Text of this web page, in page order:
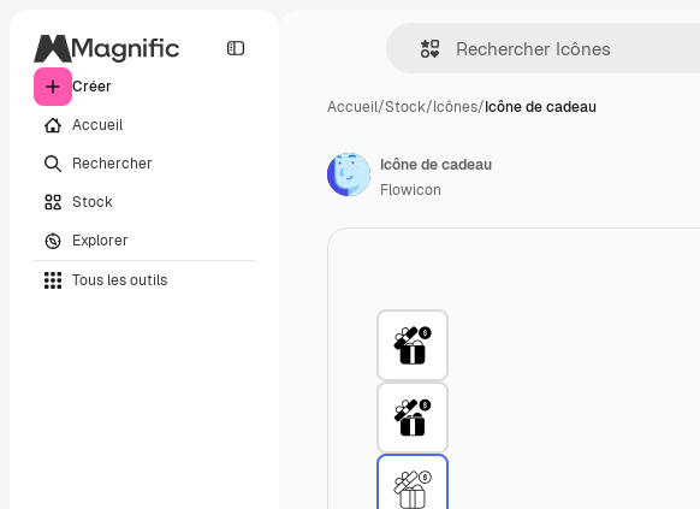
Créer
Accueil
Rechercher
Stock
Explorer
Tous les outils
Accueil/Stock/Icônes/Icône de cadeau
Icône de cadeau
Flowicon